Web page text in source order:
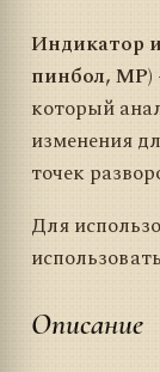
Индикатор
пинбол, MP)
который
изменения
точек
Для
Описание